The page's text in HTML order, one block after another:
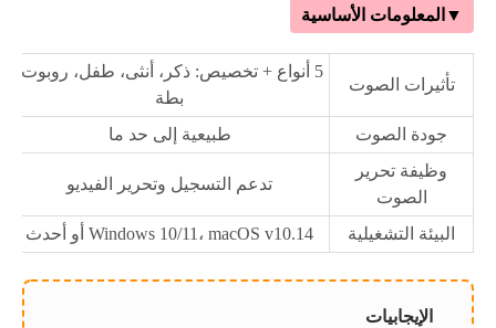
▼المعلومات الأساسية
تأثيرات الصوت
5 أنواع + تخصيص: ذكر، أنثى، طفل، روبوت،
بطة
جودة الصوت
طبيعية إلى حد ما
وظيفة تحرير
الصوت
تدعم التسجيل وتحرير الفيديو
البيئة التشغيلية Windows 10/11، macOS v10.14 أو أحدث
الإيجابيات